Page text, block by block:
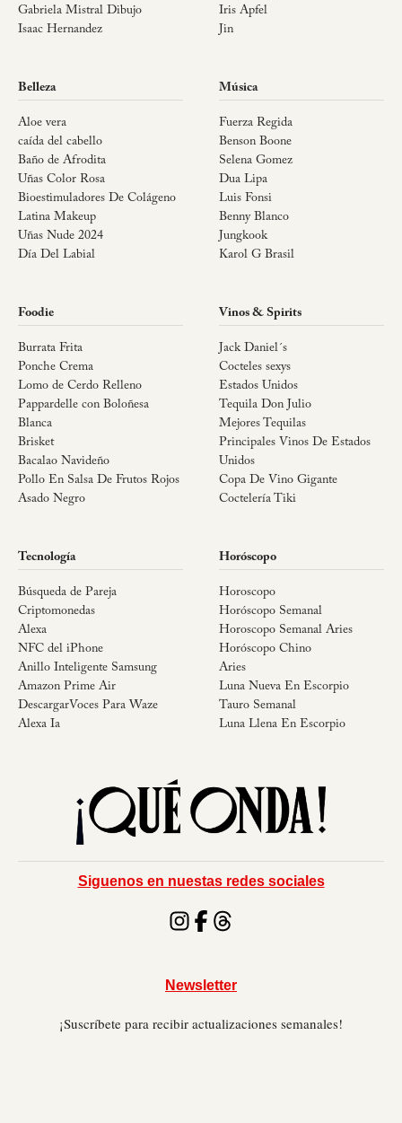
Gabriela Mistral Dibujo
Isaac Hernandez
Iris Apfel
Jin
Belleza
Aloe vera
caída del cabello
Baño de Afrodita
Uñas Color Rosa
Bioestimuladores De Colágeno
Latina Makeup
Uñas Nude 2024
Día Del Labial
Música
Fuerza Regida
Benson Boone
Selena Gomez
Dua Lipa
Luis Fonsi
Benny Blanco
Jungkook
Karol G Brasil
Foodie
Burrata Frita
Ponche Crema
Lomo de Cerdo Relleno
Pappardelle con Boloñesa
Blanca
Brisket
Bacalao Navideño
Pollo En Salsa De Frutos Rojos
Asado Negro
Vinos & Spirits
Jack Daniel´s
Cocteles sexys
Estados Unidos
Tequila Don Julio
Mejores Tequilas
Principales Vinos De Estados
Unidos
Copa De Vino Gigante
Coctelería Tiki
Tecnología
Búsqueda de Pareja
Criptomonedas
Alexa
NFC del iPhone
Anillo Inteligente Samsung
Amazon Prime Air
DescargarVoces Para Waze
Alexa Ia
Horóscopo
Horoscopo
Horóscopo Semanal
Horoscopo Semanal Aries
Horóscopo Chino
Aries
Luna Nueva En Escorpio
Tauro Semanal
Luna Llena En Escorpio
Siguenos en nuestas redes sociales
Newsletter
¡Suscríbete para recibir actualizaciones semanales!